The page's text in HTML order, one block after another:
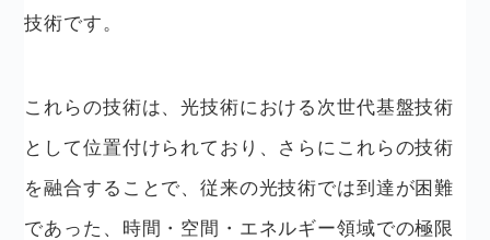
技術です。
これらの技術は、光技術における次世代基盤技術
として位置付けられており、さらにこれらの技術
を融合することで、従来の光技術では到達が困難
であった、時間・空間・エネルギー領域での極限